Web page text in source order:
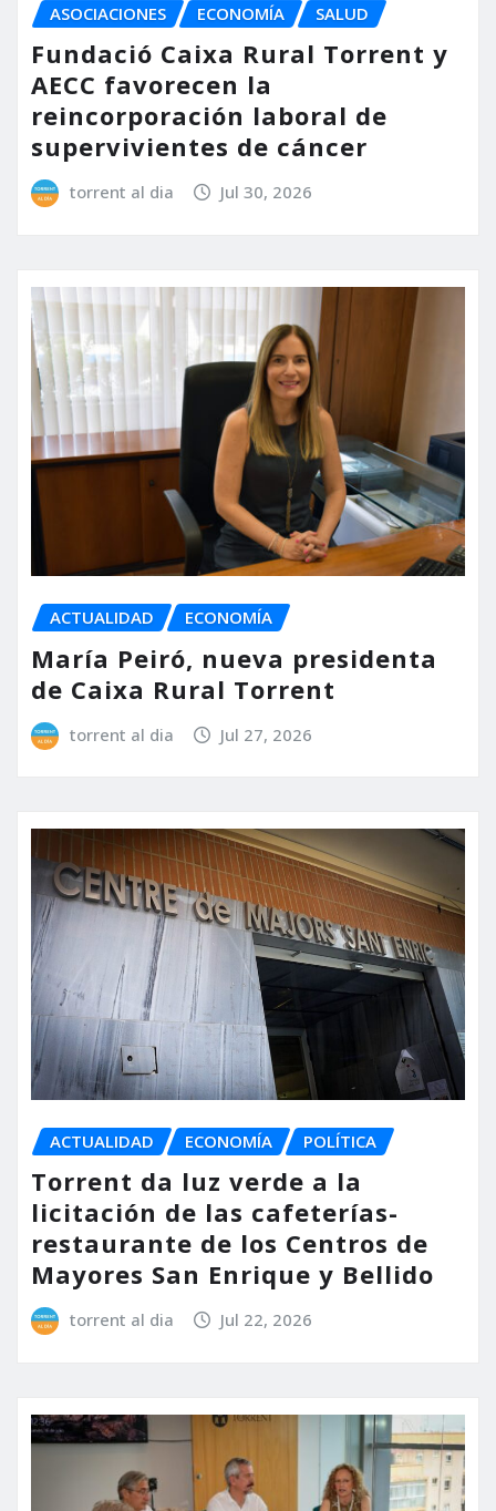
ASOCIACIONES ECONOMÍA SALUD
Fundació Caixa Rural Torrent y
AECC favorecen la
reincorporación laboral de
supervivientes de cáncer
torrent al dia Jul 30, 2026
ACTUALIDAD ECONOMÍA
María Peiró, nueva presidenta
de Caixa Rural Torrent
torrent al dia Jul 27, 2026
ACTUALIDAD ECONOMÍA POLÍTICA
Torrent da luz verde a la
licitación de las cafeterías-
restaurante de los Centros de
Mayores San Enrique y Bellido
torrent al dia Jul 22, 2026